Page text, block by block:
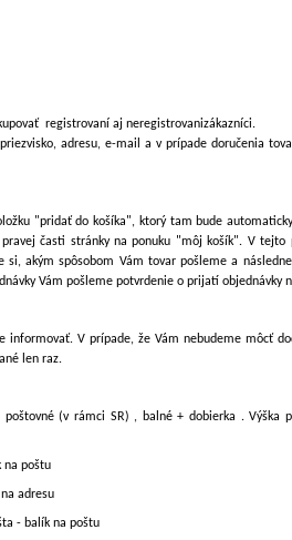
registrovaní aj neregistrovanizákazníci.
adresu, e-mail a v prípade doručenia
"pridať do košíka", ktorý tam bude
časti stránky na ponuku "môj košík". V tejto
si, akým spôsobom Vám tovar pošleme a
Vám pošleme potvrdenie o prijatí objednávky
informovať. V prípade, že Vám nebudeme môcť
len raz.
(v rámci SR) , balné + dobierka . Výška
poštu
adresu
- balík na poštu